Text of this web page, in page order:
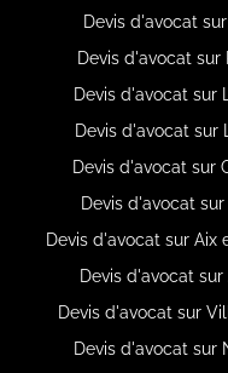
Devis d'avocat
Devis d'avocat sur
Devis d'avocat sur
Devis d'avocat sur
Devis d'avocat sur
Devis d'avocat
Devis d'avocat sur Aix
Devis d'avocat
Devis d'avocat sur
Devis d'avocat sur